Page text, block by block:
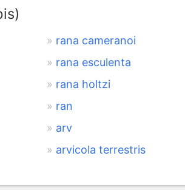
rana cameranoi
rana esculenta
rana holtzi
ran
arv
arvicola terrestris